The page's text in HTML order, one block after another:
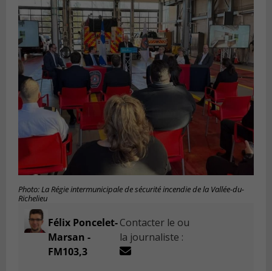
Photo: La Régie intermunicipale de sécurité incendie de la Vallée-du-
Richelieu
Félix Poncelet-
Marsan -
FM103,3
Contacter le ou
la journaliste :